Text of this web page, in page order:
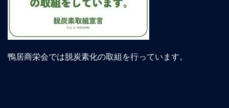
鴨居商栄会では脱炭素化の取組を行っています。